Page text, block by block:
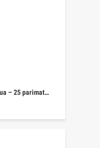
– 25 parimat…